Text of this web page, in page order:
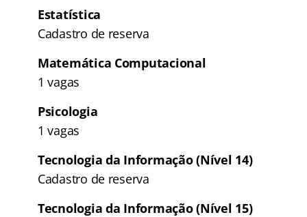
Estatística
Cadastro de reserva
Matemática Computacional
1 vagas
Psicologia
1 vagas
Tecnologia da Informação (Nível 14)
Cadastro de reserva
Tecnologia da Informação (Nível 15)